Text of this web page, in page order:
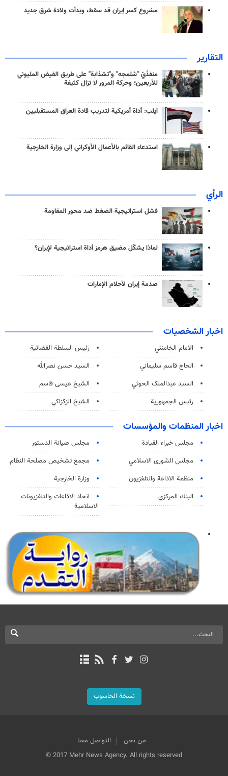
مشروع كسر إيران قد سقط، وبدأت ولادة شرق جديد
التقارير
منفذَيّ "شلمجه" و"تشذابة" على طريق الفيض المليوني
للأربعين؛ وحركة المرور لا تزال كثيفة
آيلب: أداة أمريكية لتدريب قادة العراق المستقبليين
استدعاء القائم بالأعمال الأوكراني إلى وزارة الخارجية
الرأي
فشل استراتيجية الضغط ضد محور المقاومة
لماذا يشكّل مضيق هرمز أداة استراتيجية لإيران؟
صدمة إيران لأحلام الإمارات
اخبار الشخصيات
الامام الخامنئي
رئیس السلطة القضائیة
الحاج قاسم سليماني
السيد حسن نصرالله
السید عبدالملک الحوثي
الشيخ عيسى قاسم
رئيس الجمهورية
الشيخ الزكزاكي
اخبار المنظمات والمؤسسات
مجلس خبراء القيادة
مجلس صيانة الدستور
مجلس الشورى الاسلامي
مجمع تشخيص مصلحة النظام
منظمة الاذاعة والتلفزیون
وزارة الخارجية
البنك المركزي
اتحاد الاذاعات والتلفزيونات
الاسلامية
نسخة الحاسوب
من نحن
التواصل معنا
© 2017 Mehr News Agency. All rights reserved